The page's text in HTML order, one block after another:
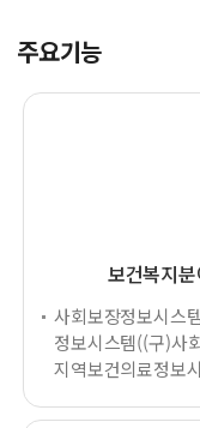
주요기능
보건복지
사회보장정보시스
정보시스템((구)사
지역보건의료정보